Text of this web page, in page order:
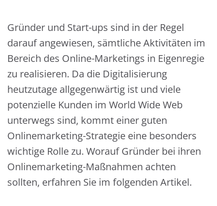
Gründer und Start-ups sind in der Regel
darauf angewiesen, sämtliche Aktivitäten im
Bereich des Online-Marketings in Eigenregie
zu realisieren. Da die Digitalisierung
heutzutage allgegenwärtig ist und viele
potenzielle Kunden im World Wide Web
unterwegs sind, kommt einer guten
Onlinemarketing-Strategie eine besonders
wichtige Rolle zu. Worauf Gründer bei ihren
Onlinemarketing-Maßnahmen achten
sollten, erfahren Sie im folgenden Artikel.